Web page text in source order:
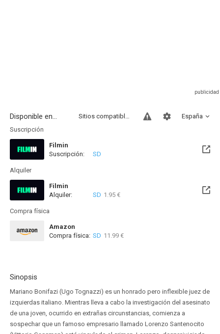
Disponible en... España
Sitios compatibles
Suscripción
Filmin
Disponible hasta el Vie, 14 Ago 2026 (Quedan 7 días)
Suscripción: SD
Alquiler
Filmin
Disponible hasta el Vie, 14 Ago 2026 (Quedan 7 días)
Alquiler: SD 1.95 €
Compra física
Amazon
Compra física: SD 11.99 €
Sinopsis
Mariano Bonifazi (Ugo Tognazzi) es un honrado pero inflexible juez de
izquierdas italiano. Mientras lleva a cabo la investigación del asesinato
de una joven, ocurrido en extrañas circunstancias, comienza a
sospechar que un famoso empresario llamado Lorenzo Santenocito